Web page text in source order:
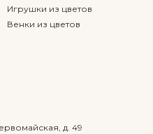
Игрушки из цветов
Венки из цветов
д. 49